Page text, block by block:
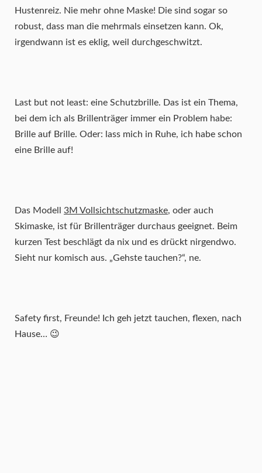
Hustenreiz. Nie mehr ohne Maske! Die sind sogar so
robust, dass man die mehrmals einsetzen kann. Ok,
irgendwann ist es eklig, weil durchgeschwitzt.
Last but not least: eine Schutzbrille. Das ist ein Thema,
bei dem ich als Brillenträger immer ein Problem habe:
Brille auf Brille. Oder: lass mich in Ruhe, ich habe schon
eine Brille auf!
Das Modell 3M Vollsichtschutzmaske, oder auch
Skimaske, ist für Brillenträger durchaus geeignet. Beim
kurzen Test beschlägt da nix und es drückt nirgendwo.
Sieht nur komisch aus. „Gehste tauchen?“, ne.
Safety first, Freunde! Ich geh jetzt tauchen, flexen, nach
Hause… 😉